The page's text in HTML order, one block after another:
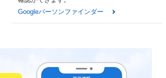
Googleパーソンファインダー